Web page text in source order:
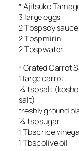
* Ajitsuke
3 large eggs
2 Tbsp soy sauce
2 Tbsp mirin
2 Tbsp water
* Grated Carrot
1 large carrot
¼ tsp salt
salt)
freshly ground
¼ tsp sugar
1 Tbsp rice
1 Tbsp olive oil